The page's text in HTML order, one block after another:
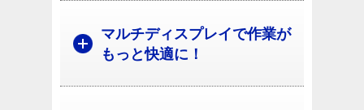
マルチディスプレイで作業が
もっと快適に！